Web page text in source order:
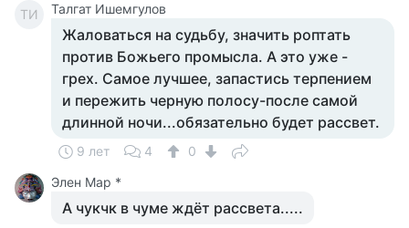
ТИ Талгат Ишемгулов
Жаловаться на судьбу, значить роптать
против Божьего промысла. А это уже -
грех. Самое лучшее, запастись терпением
и пережить черную полосу-после самой
длинной ночи...обязательно будет рассвет.
9 лет 4
0
Элен Мар *
А чукчк в чуме ждёт рассвета.....